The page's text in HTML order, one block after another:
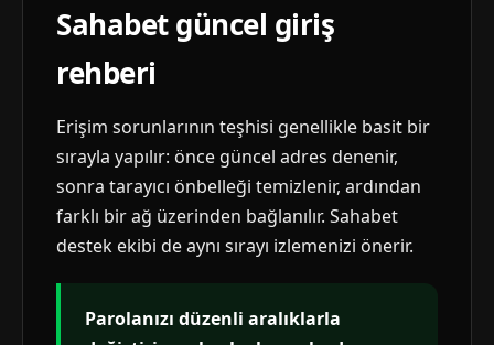
Sahabet güncel giriş
rehberi
Erişim sorunlarının teşhisi genellikle basit bir
sırayla yapılır: önce güncel adres denenir,
sonra tarayıcı önbelleği temizlenir, ardından
farklı bir ağ üzerinden bağlanılır. Sahabet
destek ekibi de aynı sırayı izlemenizi önerir.
Parolanızı düzenli aralıklarla